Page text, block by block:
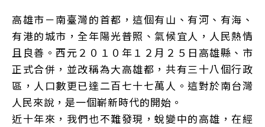
高雄市－南臺灣的首都，這個有山、有河、有海、
有港的城市，全年陽光普照、氣候宜人，人民熱情
且良善。西元２０１０年１２月２５日高雄縣、市
正式合併，並改稱為大高雄都，共有三十八個行政
區，人口數更已達二百七十七萬人。這對於南台灣
人民來說，是一個嶄新時代的開始。
近十年來，我們也不難發現，蛻變中的高雄，在經